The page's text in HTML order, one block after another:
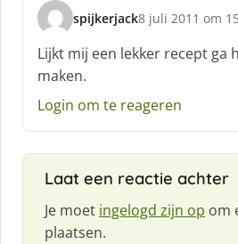
spijkerjack
s
c
h
r
e
:
8 juli 2011 om
Lijkt mij een lekker recept ga
maken.
Login om te reageren
Laat een reactie achter
Je moet ingelogd zijn op om
plaatsen.